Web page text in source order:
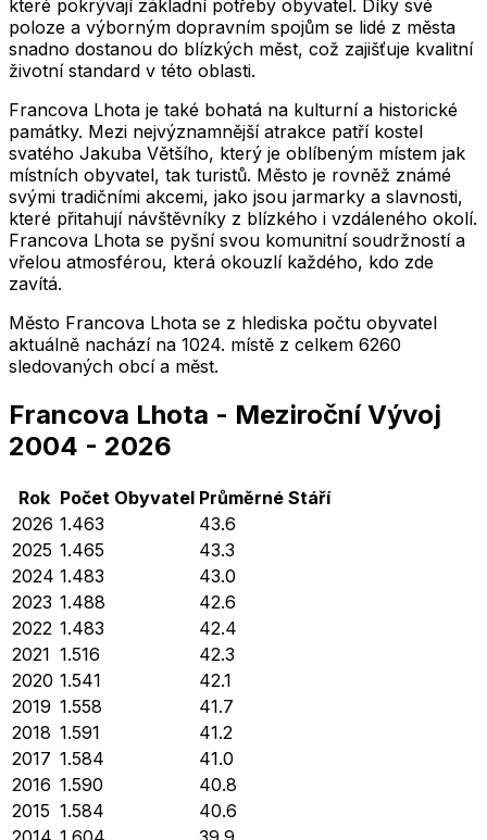
které pokrývají základní potřeby obyvatel. Díky své
poloze a výborným dopravním spojům se lidé z města
snadno dostanou do blízkých měst, což zajišťuje kvalitní
životní standard v této oblasti.
Francova Lhota je také bohatá na kulturní a historické
památky. Mezi nejvýznamnější atrakce patří kostel
svatého Jakuba Většího, který je oblíbeným místem jak
místních obyvatel, tak turistů. Město je rovněž známé
svými tradičními akcemi, jako jsou jarmarky a slavnosti,
které přitahují návštěvníky z blízkého i vzdáleného okolí.
Francova Lhota se pyšní svou komunitní soudržností a
vřelou atmosférou, která okouzlí každého, kdo zde
zavítá.
Město Francova Lhota se z hlediska počtu obyvatel
aktuálně nachází na 1024. místě z celkem 6260
sledovaných obcí a měst.
Francova Lhota - Meziroční Vývoj
2004 - 2026
Rok Počet Obyvatel Průměrné Stáří
2026 1.463
43.6
2025 1.465
43.3
2024 1.483
43.0
2023 1.488
42.6
2022 1.483
42.4
2021 1.516
42.3
2020 1.541
42.1
2019 1.558
41.7
2018 1.591
41.2
2017 1.584
41.0
2016 1.590
40.8
2015 1.584
40.6